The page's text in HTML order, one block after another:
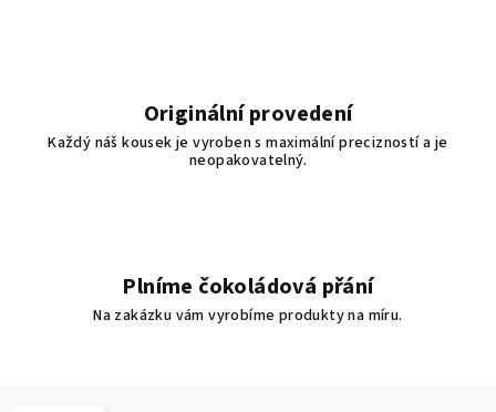
Originální provedení
Každý náš kousek je vyroben s maximální precizností a je
neopakovatelný.
Plníme čokoládová přání
Na zakázku vám vyrobíme produkty na míru.